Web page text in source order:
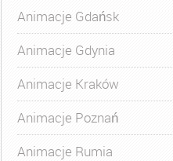
Animacje Gdańsk
Animacje Gdynia
Animacje Kraków
Animacje Poznań
Animacje Rumia